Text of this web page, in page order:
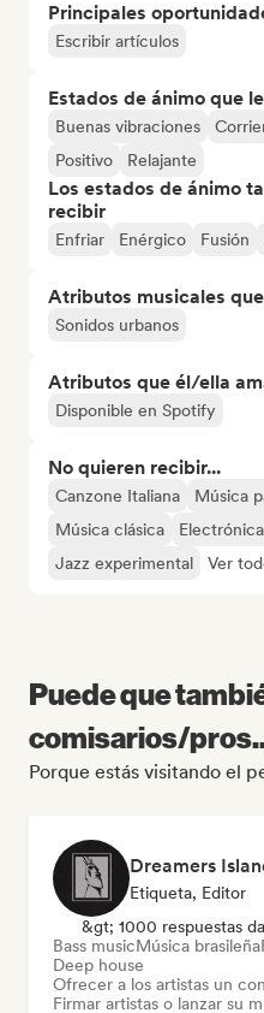
Principales
Escribir artículos
Estados de ánimo que
Buenas vibraciones
Positivo
Relajante
Los estados de ánimo
recibir
Enfriar Enérgico Fusión
Atributos musicales
Sonidos urbanos
Atributos que él/ella
Disponible en Spotify
No quieren recibir...
Canzone Italiana Música
Música clásica
Jazz experimental
Ver
Puede que
comisarios/
Porque estás visitando el
Dreamers
Etiqueta, Editor
&gt; 1000 respuestas
Bass musicMúsica brasileña
Deep house
Ofrecer a los artistas un
Firmar artistas o lanzar su